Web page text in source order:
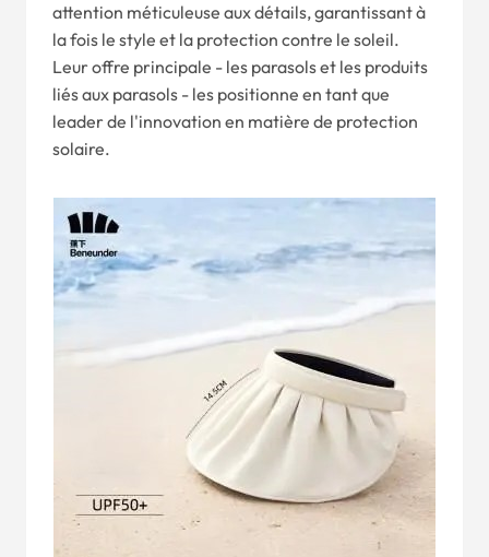
attention méticuleuse aux détails, garantissant à
la fois le style et la protection contre le soleil.
Leur offre principale - les parasols et les produits
liés aux parasols - les positionne en tant que
leader de l'innovation en matière de protection
solaire.